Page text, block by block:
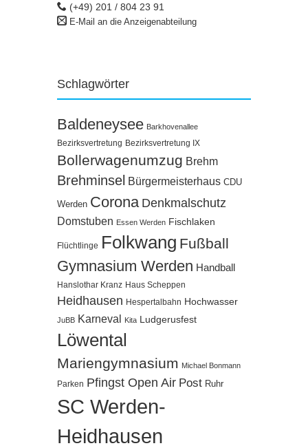
(+49) 201 / 804 23 91
E-Mail an die Anzeigenabteilung
Schlagwörter
Baldeneysee Barkhovenallee
Bezirksvertretung Bezirksvertretung IX
Bollerwagenumzug Brehm
Brehminsel Bürgermeisterhaus CDU
Werden Corona Denkmalschutz
Domstuben Essen Werden Fischlaken
Flüchtlinge Folkwang Fußball
Gymnasium Werden Handball
Hanslothar Kranz Haus Scheppen
Heidhausen Hespertalbahn Hochwasser
JuBB Karneval Kita Ludgerusfest
Löwental
Mariengymnasium Michael Bonmann
Parken Pfingst Open Air Post Ruhr
SC Werden-
Heidhausen